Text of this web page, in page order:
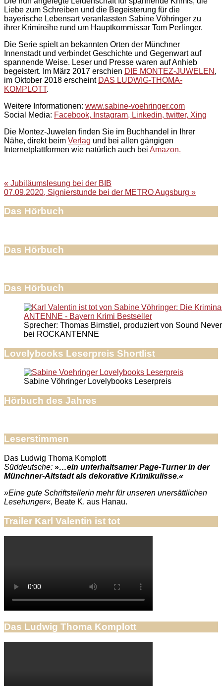
Liebe zum Schreiben und die Begeisterung für die
bayerische Lebensart veranlassten Sabine Vöhringer zu
ihrer Krimireihe rund um Hauptkommissar Tom Perlinger.
Die Serie spielt an bekannten Orten der Münchner
Innenstadt und verbindet Geschichte und Gegenwart auf
spannende Weise. Leser und Presse waren auf Anhieb
begeistert. Im März 2017 erschien DIE MONTEZ-JUWELEN ,
im Oktober 2018 erscheint DAS LUDWIG-THOMA-
KOMPLOTT.
Weitere Informationen: www.sabine-voehringer.com
Social Media: Facebook, Instagram, Linkedin, twitter, Xing
Die Montez-Juwelen finden Sie im Buchhandel in Ihrer
Nähe, direkt beim Verlag und bei allen gängigen
Internetplattformen wie natürlich auch bei Amazon.
Beitragsnavigation
« Jubiläumslesung bei der BIB
07.09.2020, Signierstunde bei der METRO Augsburg »
Das Hörbuch
Das Hörbuch
Das Hörbuch
Sprecher: Thomas Birnstiel, produziert von Sound
bei ROCKANTENNE
Lovelybooks Leserpreis Shortlist
Sabine Vöhringer Lovelybooks Leserpreis
Hörbuch des Jahres
Leserstimmen
Das Ludwig Thoma Komplott
Süddeutsche: »…ein unterhaltsamer Page-Turner in der
Münchner-Altstadt als dekorative Krimikulisse.«
»Eine gute Schriftstellerin mehr für unseren unersättlichen
Lesehunger«, Beate K. aus Hanau.
Trailer Karl Valentin ist tot
Das Ludwig Thoma Komplott